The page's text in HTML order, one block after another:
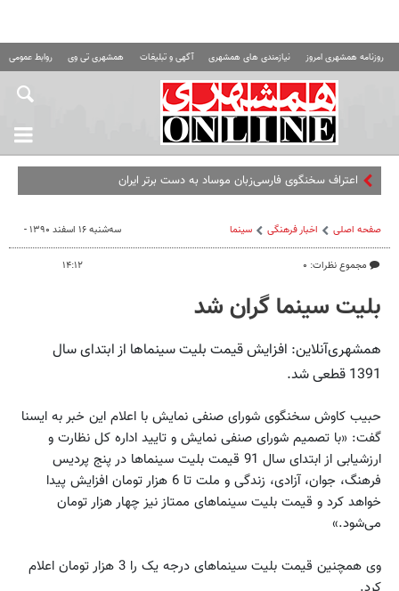
روزنامه همشهری امروز نیازمندی های همشهری آگهی و تبلیغات همشهری تی وی روابط عمومی
اعتراف سخنگوی فارسی‌زبان موساد به دست برتر ایران
صفحه اصلی اخبار فرهنگی سینما
مجموع نظرات: ۰
سه‌شنبه ۱۶ اسفند ۱۳۹۰ -
۱۴:۱۲
بلیت سینما گران شد
همشهری‌آنلاین: افزایش قیمت بلیت سینماها از ابتدای سال
1391 قطعی شد.
حبیب کاوش سخنگوی شورای صنفی نمایش با اعلام این خبر به ایسنا
گفت: «با تصمیم شورای صنفی نمایش و تایید اداره کل نظارت و
ارزشیابی از ابتدای سال 91 قیمت بلیت سینماها در پنج پردیس
فرهنگ، جوان، آزادی، زندگی و ملت تا 6 هزار تومان افزایش پیدا
خواهد کرد و قیمت بلیت سینماهای ممتاز نیز چهار هزار تومان
می‌شود.»
وی همچنین قیمت بلیت سینماهای درجه یک را 3 هزار تومان اعلام